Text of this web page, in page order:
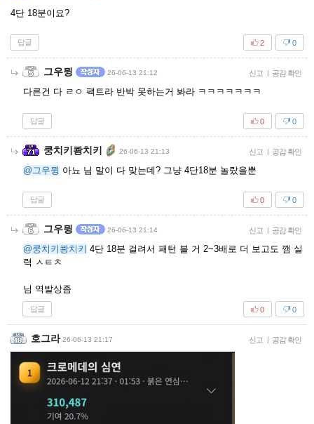
4단 18분이요?
답글 0
2
그우뮝 26-06-13 21:12 신고 공감 확인
다른건 다 ㄹㅇ 팩트라 반박 못하는거 봐라 ㅋㅋㅋㅋㅋㅋㅋ
답글 0
0
쿵치키쾅치키 26-06-13 21:13 신고 공감 확인
@그우뮝 아뇨 님 말이 다 맞는데? 그냥 4단18분 놀랐을뿐
답글 0
0
그우뮝 26-06-13 21:14 신고 공감 확인
@쿵치키쾅치키 4단 18분 걸려서 패턴 볼 거 2~3배로 더 보고도 깸 실
력 ㅅㅌㅊ
님 역발상좀
답글 0
0
호그라 26-06-13 21:17 신고 공감 확인